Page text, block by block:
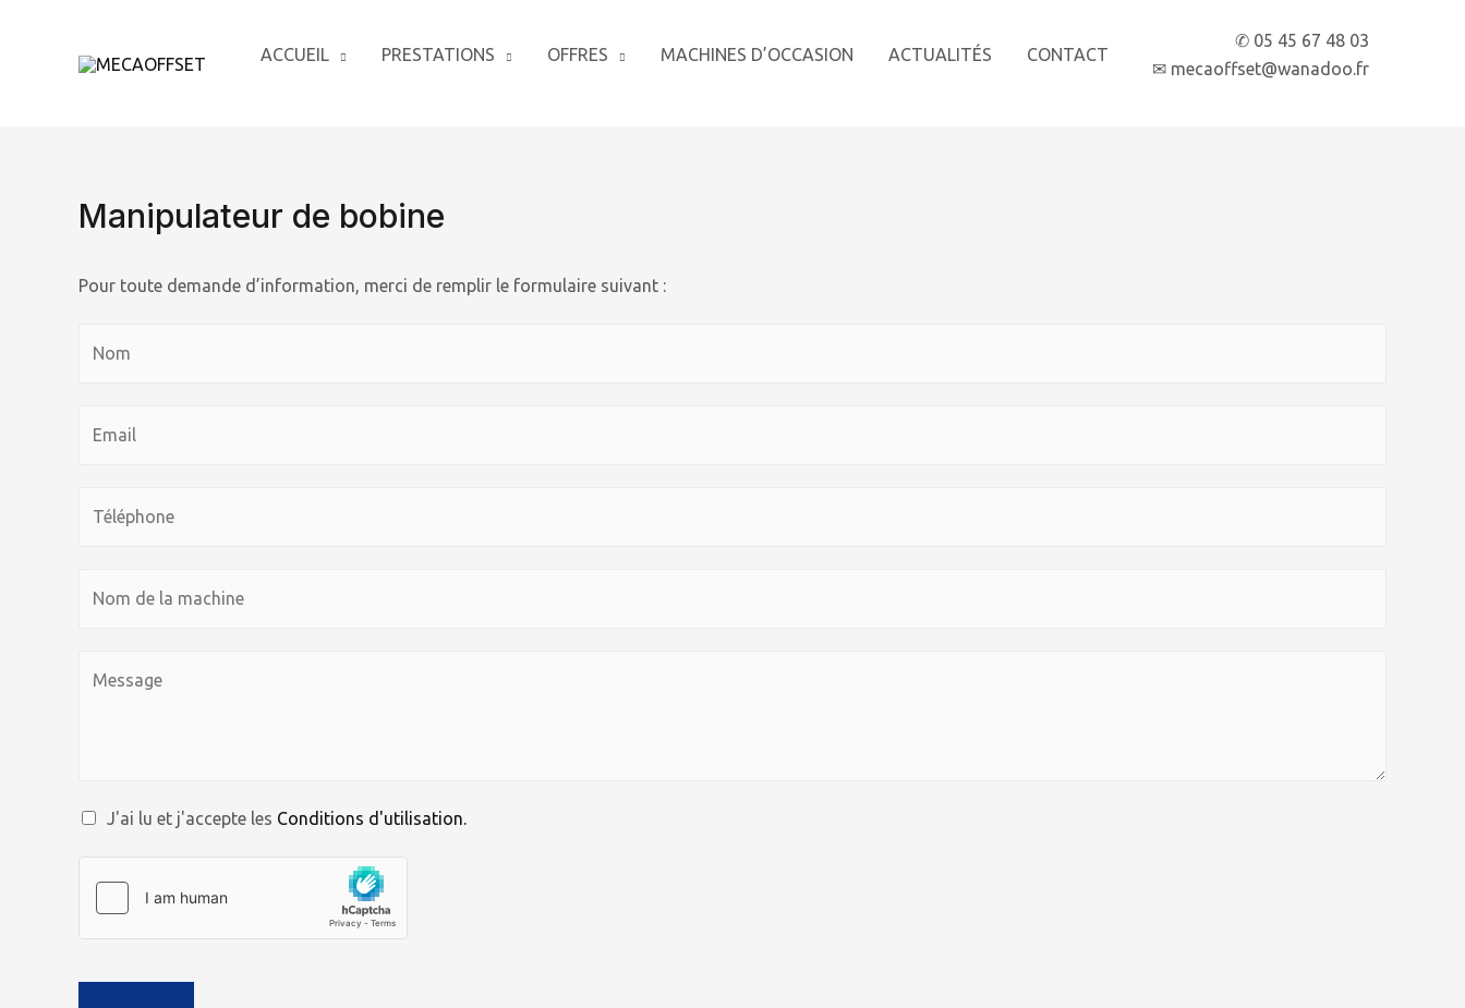
ACCUEIL PRESTATIONS OFFRES MACHINES D’OCCASION ACTUALITÉS CONTACT
✆ 05 45 67 48 03
✉ mecaoffset@wanadoo.fr
Manipulateur de bobine
Pour toute demande d’information, merci de remplir le formulaire suivant :
J'ai lu et j'accepte les Conditions d'utilisation.